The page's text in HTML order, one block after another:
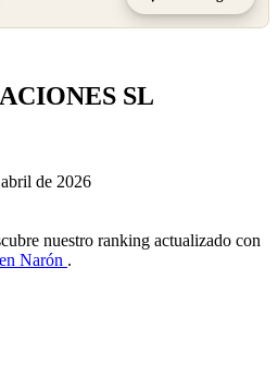
SL
de 2026
nuestro ranking actualizado con
Narón .